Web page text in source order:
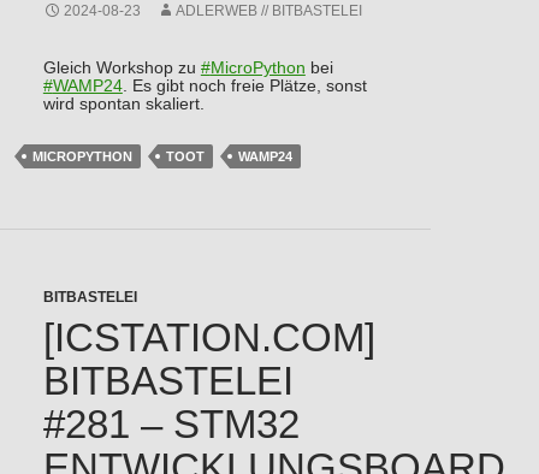
2024-08-23 ADLERWEB // BITBASTELEI
Gleich Workshop zu #MicroPython bei
#WAMP24. Es gibt noch freie Plätze, sonst
wird spontan skaliert.
MICROPYTHON TOOT WAMP24
BITBASTELEI
[ICSTATION.COM]
BITBASTELEI
#281 – STM32